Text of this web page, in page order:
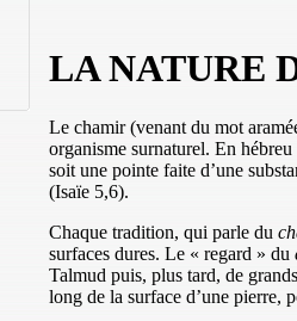
LA NATURE
Le chamir (venant du mot
organisme surnaturel. En
soit une pointe faite d’une
(Isaïe 5,6).
Chaque tradition, qui parle du
surfaces dures. Le « regard » du
Talmud puis, plus tard, de
long de la surface d’une pierre,